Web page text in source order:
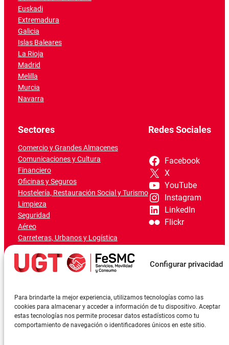
Configurar privacidad
Para brindarte la mejor experiencia, utilizamos tecnologías como las
cookies para almacenar y acceder a información de tu dispositivo. Aceptar
estas tecnologías nos permite procesar datos estadísticos como tu
comportamiento de navegación o identificadores únicos en este sitio.
Euskadi
Extremadura
Galicia
Islas Baleares
La Rioja
Madrid
Melilla
Murcia
Navarra
Sectores
Comercio y Grandes Almacenes
Comunicaciones y Cultura
Financiero
Oficinas y Seguros
Hostelería, Restauración Social y Turismo
Limpieza
Seguridad
Aéreo
Carreteras, Urbanos y Logística
Marítimo-Portuario
Redes Sociales
Facebook
X
YouTube
Instagram
LinkedIn
Flickr